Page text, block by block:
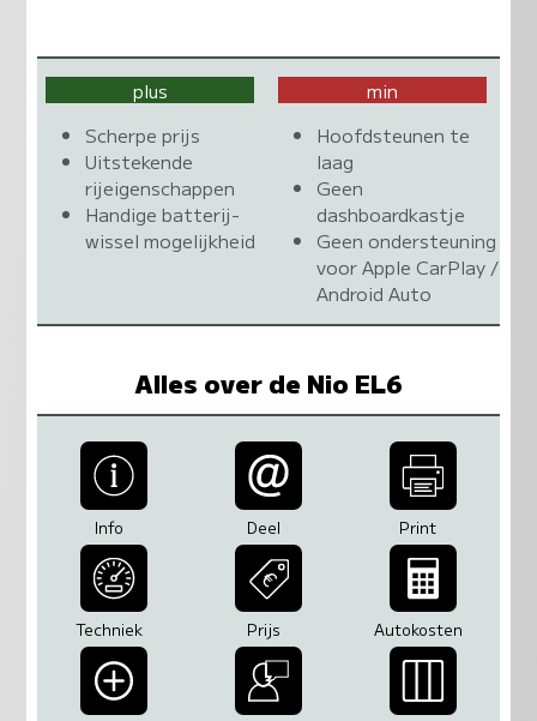
plus
Scherpe prijs
Uitstekende
rijeigenschappen
Handige batterij-
wissel mogelijkheid
min
Hoofdsteunen te
laag
Geen
dashboardkastje
Geen ondersteuning
voor Apple CarPlay /
Android Auto
Alles over de Nio EL6
Info Deel Print
Techniek Prijs Autokosten